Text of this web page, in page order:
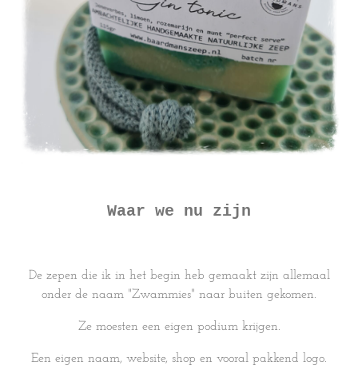
Waar we nu zijn
De zepen die ik in het begin heb gemaakt zijn allemaal
onder de naam "Zwammies" naar buiten gekomen.
Ze moesten een eigen podium krijgen.
Een eigen naam, website, shop en vooral pakkend logo.